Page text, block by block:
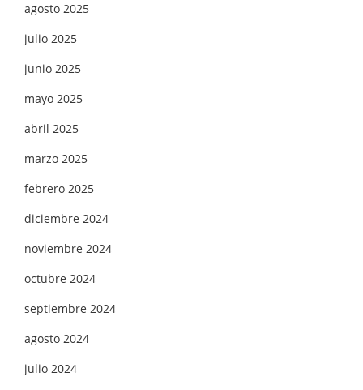
agosto 2025
julio 2025
junio 2025
mayo 2025
abril 2025
marzo 2025
febrero 2025
diciembre 2024
noviembre 2024
octubre 2024
septiembre 2024
agosto 2024
julio 2024